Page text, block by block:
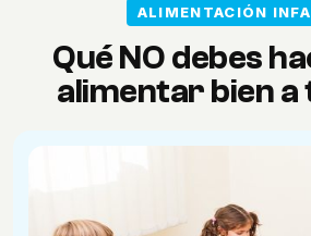
ALIMENTACIÓN
Qué NO debes
alimentar bien a